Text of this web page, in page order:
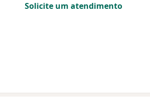
Solicite um atendimento